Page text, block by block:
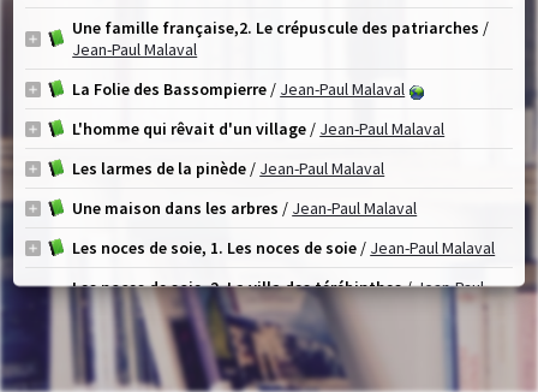
Une famille française,2. Le crépuscule des patriarches /
Jean-Paul Malaval
La Folie des Bassompierre / Jean-Paul Malaval
L'homme qui rêvait d'un village / Jean-Paul Malaval
Les larmes de la pinède/ Jean-Paul Malaval
Une maison dans les arbres / Jean-Paul Malaval
Les noces de soie, 1. Les noces de soie / Jean-Paul Malaval
Les noces de soie, 2. La villa des térébinthes/Jean-Paul
Les noces de soie, 3. Rendez-vous à Fontbelair
Malaval